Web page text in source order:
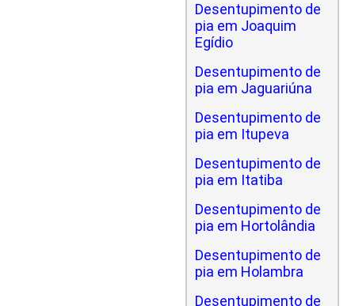
Desentupimento de
pia em Joaquim
Egídio
Desentupimento de
pia em Jaguariúna
Desentupimento de
pia em Itupeva
Desentupimento de
pia em Itatiba
Desentupimento de
pia em Hortolândia
Desentupimento de
pia em Holambra
Desentupimento de